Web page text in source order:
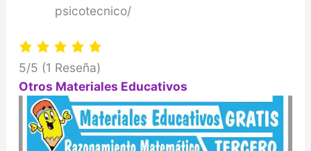
psicotecnico/
5/5 (1 Reseña)
Otros Materiales Educativos